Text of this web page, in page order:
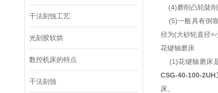
干法刻蚀工艺
光刻胶软烘
数控机床的特点
干法刻蚀
(4)磨削凸轮陡削
(5)一般具有倒
径为(大砂轮直径+
花键轴磨床
(1)花键轴磨床
CSG-40-100-2UH
床。